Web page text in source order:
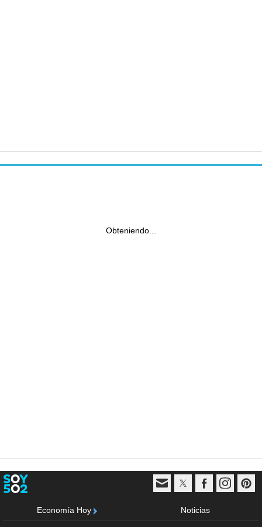
Obteniendo...
Economía Hoy Noticias